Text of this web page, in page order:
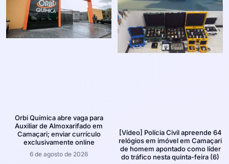
Orbi Química abre vaga para
Auxiliar de Almoxarifado em
Camaçari; enviar currículo
exclusivamente online
6 de agosto de 2026
[Vídeo] Polícia Civil apreende 64
relógios em imóvel em Camaçari
de homem apontado como líder
do tráfico nesta quinta-feira (6)